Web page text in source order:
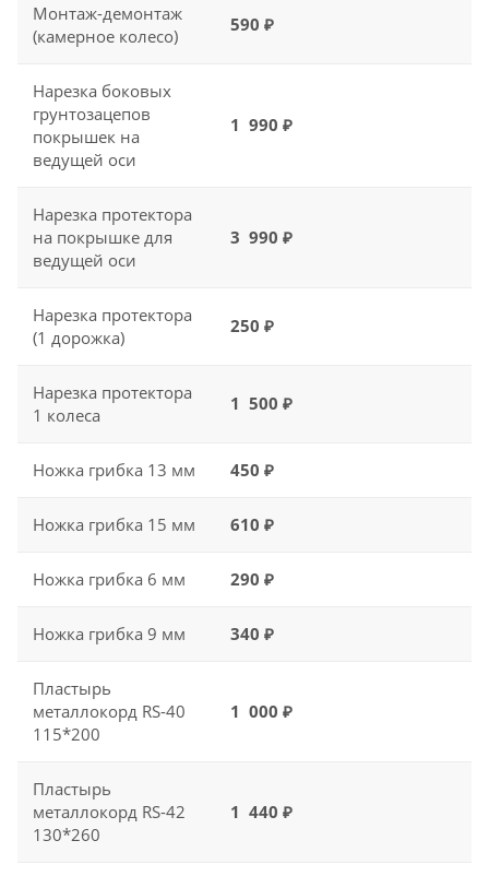
Монтаж-демонтаж
(камерное колесо)
590 ₽
Нарезка боковых
грунтозацепов
покрышек на
ведущей оси
1 990 ₽
Нарезка протектора
на покрышке для
ведущей оси
3 990 ₽
Нарезка протектора
(1 дорожка)
250 ₽
Нарезка протектора
1 колеса
1 500 ₽
Ножка грибка 13 мм 450 ₽
Ножка грибка 15 мм 610 ₽
Ножка грибка 6 мм 290 ₽
Ножка грибка 9 мм 340 ₽
Пластырь
металлокорд RS-40
115*200
1 000 ₽
Пластырь
металлокорд RS-42
130*260
1 440 ₽